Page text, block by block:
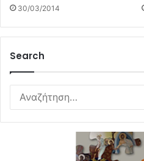
30/03/2014
Search